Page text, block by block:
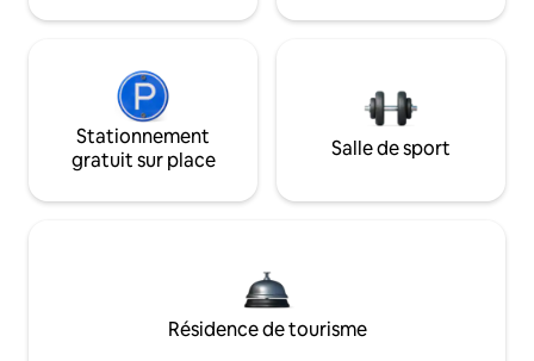
Stationnement
gratuit sur place
Salle de sport
Résidence de tourisme